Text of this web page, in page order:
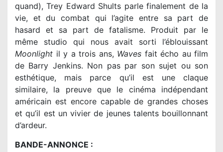
quand), Trey Edward Shults parle finalement de la
vie, et du combat qui l’agite entre sa part de
hasard et sa part de fatalisme. Produit par le
même studio qui nous avait sorti l’éblouissant
Moonlight il y a trois ans, Waves fait écho au film
de Barry Jenkins. Non pas par son sujet ou son
esthétique, mais parce qu’il est une claque
similaire, la preuve que le cinéma indépendant
américain est encore capable de grandes choses
et qu’il est un vivier de jeunes talents bouillonnant
d’ardeur.
BANDE-ANNONCE :